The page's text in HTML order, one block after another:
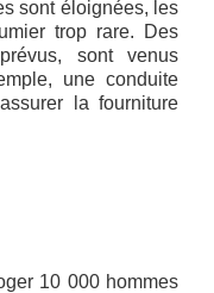
sont éloignées, les
trop rare. Des
sont venus
une conduite
la fourniture
10 000 hommes